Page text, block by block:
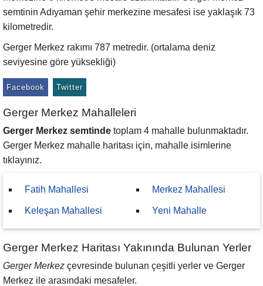
semtinin Adıyaman şehir merkezine mesafesi ise yaklaşık 73
kilometredir.
Gerger Merkez rakımı 787 metredir. (ortalama deniz
seviyesine göre yüksekliği)
Facebook Twitter
Gerger Merkez Mahalleleri
Gerger Merkez semtinde toplam 4 mahalle bulunmaktadır.
Gerger Merkez mahalle haritası için, mahalle isimlerine
tıklayınız.
Fatih Mahallesi
Keleşan Mahallesi
Merkez Mahallesi
Yeni Mahalle
Gerger Merkez Haritası Yakınında Bulunan Yerler
Gerger Merkez çevresinde bulunan çeşitli yerler ve Gerger
Merkez ile arasındaki mesafeler.